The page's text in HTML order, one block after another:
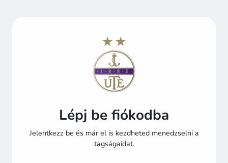
Lépj be fiókodba
Jelentkezz be és már el is kezdheted menedzselni a
tagságaidat.